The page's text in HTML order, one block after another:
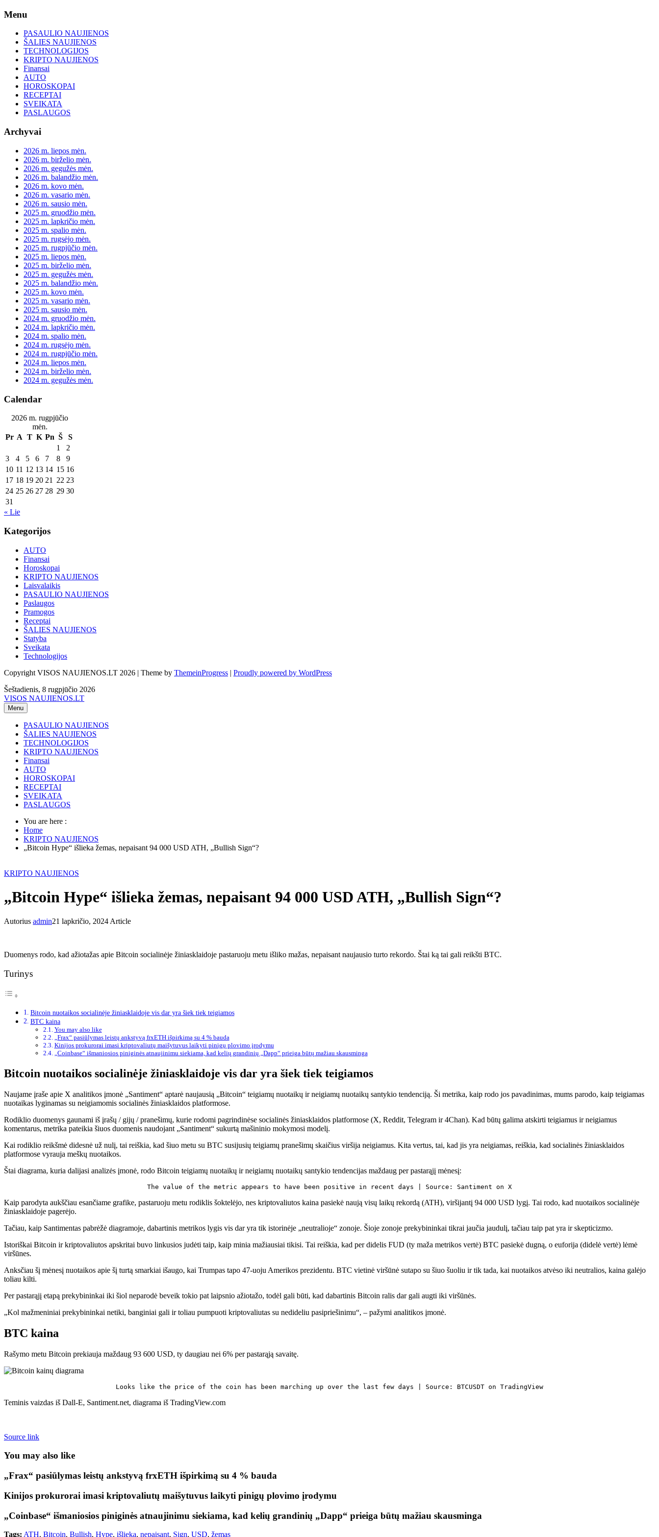
Skip
content
Menu
PASAULIO NAUJIENOS
ŠALIES NAUJIENOS
TECHNOLOGIJOS
KRIPTO NAUJIENOS
Finansai
AUTO
HOROSKOPAI
RECEPTAI
SVEIKATA
PASLAUGOS
Archyvai
2026 m. liepos mėn.
2026 m. birželio mėn.
2026 m. gegužės mėn.
2026 m. balandžio mėn.
2026 m. kovo mėn.
2026 m. vasario mėn.
2026 m. sausio mėn.
2025 m. gruodžio mėn.
2025 m. lapkričio mėn.
2025 m. spalio mėn.
2025 m. rugsėjo mėn.
2025 m. rugpjūčio mėn.
2025 m. liepos mėn.
2025 m. birželio mėn.
2025 m. gegužės mėn.
2025 m. balandžio mėn.
2025 m. kovo mėn.
2025 m. vasario mėn.
2025 m. sausio mėn.
2024 m. gruodžio mėn.
2024 m. lapkričio mėn.
2024 m. spalio mėn.
2024 m. rugsėjo mėn.
2024 m. rugpjūčio mėn.
2024 m. liepos mėn.
2024 m. birželio mėn.
2024 m. gegužės mėn.
Calendar
2026 m. rugpjūčio
mėn.
Pr A T K Pn Š
S
1
2
3
4 5 6 7 8
9
10 11 12 13 14 15 16
17 18 19 20 21 22 23
24 25 26 27 28 29 30
31
« Lie
Kategorijos
AUTO
Finansai
Horoskopai
KRIPTO NAUJIENOS
Laisvalaikis
PASAULIO NAUJIENOS
Paslaugos
Pramogos
Receptai
ŠALIES NAUJIENOS
Statyba
Sveikata
Technologijos
Copyright VISOS NAUJIENOS.LT 2026 | Theme by ThemeinProgress | Proudly powered by WordPress
Šeštadienis, 8 rugpjūčio 2026
VISOS NAUJIENOS.LT
Menu
PASAULIO NAUJIENOS
ŠALIES NAUJIENOS
TECHNOLOGIJOS
KRIPTO NAUJIENOS
Finansai
AUTO
HOROSKOPAI
RECEPTAI
SVEIKATA
PASLAUGOS
You are here :
Home
KRIPTO NAUJIENOS
„Bitcoin Hype“ išlieka žemas, nepaisant 94 000 USD ATH, „Bullish Sign“?
KRIPTO NAUJIENOS
„Bitcoin Hype“ išlieka žemas, nepaisant 94 000 USD ATH, „Bullish Sign“?
Autorius admin21 lapkričio, 2024 Article
Duomenys rodo, kad ažiotažas apie Bitcoin socialinėje žiniasklaidoje pastaruoju metu išliko mažas, nepaisant naujausio turto rekordo. Štai ką tai gali reikšti BTC.
Turinys
Bitcoin nuotaikos socialinėje žiniasklaidoje vis dar yra šiek tiek teigiamos
BTC kaina
You may also like
„Frax“ pasiūlymas leistų ankstyvą frxETH išpirkimą su 4 % bauda
Kinijos prokurorai imasi kriptovaliutų maišytuvus laikyti pinigų plovimo įrodymu
„Coinbase“ išmaniosios piniginės atnaujinimu siekiama, kad kelių grandinių „Dapp“ prieiga būtų mažiau skausminga
Bitcoin nuotaikos socialinėje žiniasklaidoje vis dar yra šiek tiek teigiamos
Naujame įraše apie X analitikos įmonė „Santiment“ aptarė naujausią „Bitcoin“ teigiamų nuotaikų ir neigiamų nuotaikų santykio tendenciją. Ši metrika, kaip rodo jos pavadinimas, mums parodo, kaip teigiamas
nuotaikas lyginamas su neigiamomis socialinės žiniasklaidos platformose.
Rodiklio duomenys gaunami iš įrašų / gijų / pranešimų, kurie rodomi pagrindinėse socialinės žiniasklaidos platformose (X, Reddit, Telegram ir 4Chan). Kad būtų galima atskirti teigiamus ir neigiamus
komentarus, metrika pateikia šiuos duomenis naudojant „Santiment“ sukurtą mašininio mokymosi modelį.
Kai rodiklio reikšmė didesnė už nulį, tai reiškia, kad šiuo metu su BTC susijusių teigiamų pranešimų skaičius viršija neigiamus. Kita vertus, tai, kad jis yra neigiamas, reiškia, kad socialinės žiniasklaidos
platformose vyrauja meškų nuotaikos.
Štai diagrama, kuria dalijasi analizės įmonė, rodo Bitcoin teigiamų nuotaikų ir neigiamų nuotaikų santykio tendencijas maždaug per pastarąjį mėnesį:
The value of the metric appears to have been positive in recent days | Source: Santiment on X
Kaip parodyta aukščiau esančiame grafike, pastaruoju metu rodiklis šoktelėjo, nes kriptovaliutos kaina pasiekė naują visų laikų rekordą (ATH), viršijantį 94 000 USD lygį. Tai rodo, kad nuotaikos socialinėje
žiniasklaidoje pagerėjo.
Tačiau, kaip Santimentas pabrėžė diagramoje, dabartinis metrikos lygis vis dar yra tik istorinėje „neutralioje“ zonoje. Šioje zonoje prekybininkai tikrai jaučia jaudulį, tačiau taip pat yra ir skepticizmo.
Istoriškai Bitcoin ir kriptovaliutos apskritai buvo linkusios judėti taip, kaip minia mažiausiai tikisi. Tai reiškia, kad per didelis FUD (ty maža metrikos vertė) BTC pasiekė dugną, o euforija (didelė vertė) lėmė
viršūnes.
Anksčiau šį mėnesį nuotaikos apie šį turtą smarkiai išaugo, kai Trumpas tapo 47-uoju Amerikos prezidentu. BTC vietinė viršūnė sutapo su šiuo šuoliu ir tik tada, kai nuotaikos atvėso iki neutralios, kaina galėjo
toliau kilti.
Per pastarąjį etapą prekybininkai iki šiol neparodė beveik tokio pat laipsnio ažiotažo, todėl gali būti, kad dabartinis Bitcoin ralis dar gali augti iki viršūnės.
„Kol mažmeniniai prekybininkai netiki, banginiai gali ir toliau pumpuoti kriptovaliutas su nedideliu pasipriešinimu“, – pažymi analitikos įmonė.
BTC kaina
Rašymo metu Bitcoin prekiauja maždaug 93 600 USD, ty daugiau nei 6% per pastarąją savaitę.
Looks like the price of the coin has been marching up over the last few days | Source: BTCUSDT on TradingView
Teminis vaizdas iš Dall-E, Santiment.net, diagrama iš TradingView.com
Source link
You may also like
„Frax“ pasiūlymas leistų ankstyvą frxETH išpirkimą su 4 % bauda
Kinijos prokurorai imasi kriptovaliutų maišytuvus laikyti pinigų plovimo įrodymu
„Coinbase“ išmaniosios piniginės atnaujinimu siekiama, kad kelių grandinių „Dapp“ prieiga būtų mažiau skausminga
Tags: ATH, Bitcoin, Bullish, Hype, išlieka, nepaisant, Sign, USD, žemas